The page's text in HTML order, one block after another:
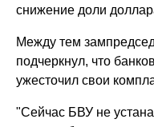
снижение доли
Между тем
подчеркнул, что
ужесточил свои
"Сейчас БВУ не